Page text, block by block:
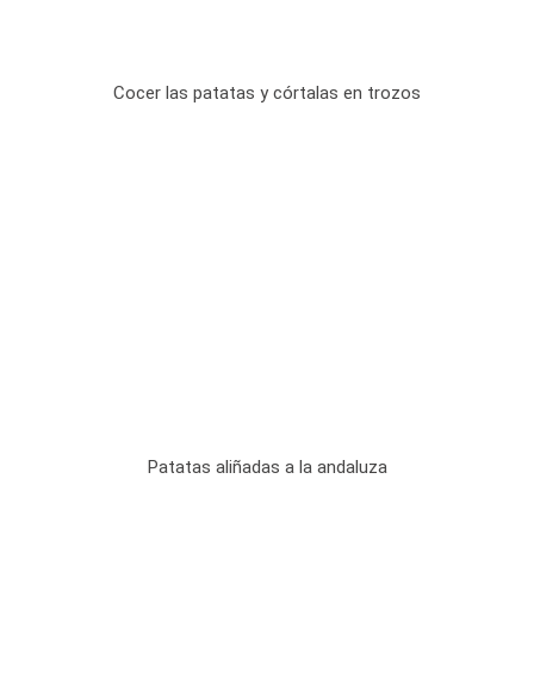
Cocer las patatas y córtalas en trozos
Patatas aliñadas a la andaluza